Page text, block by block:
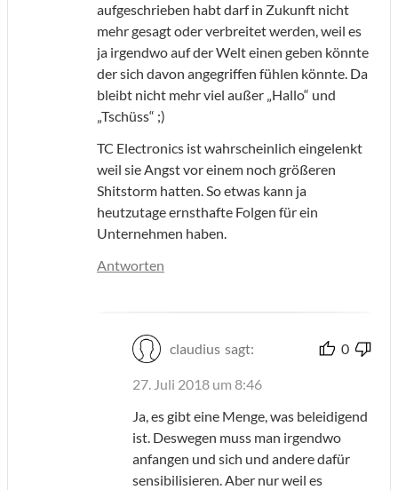
aufgeschrieben habt darf in Zukunft nicht
mehr gesagt oder verbreitet werden, weil es
ja irgendwo auf der Welt einen geben könnte
der sich davon angegriffen fühlen könnte. Da
bleibt nicht mehr viel außer „Hallo“ und
„Tschüss“ ;)
TC Electronics ist wahrscheinlich eingelenkt
weil sie Angst vor einem noch größeren
Shitstorm hatten. So etwas kann ja
heutzutage ernsthafte Folgen für ein
Unternehmen haben.
Antworten
claudius sagt: 0
27. Juli 2018 um 8:46
Ja, es gibt eine Menge, was beleidigend
ist. Deswegen muss man irgendwo
anfangen und sich und andere dafür
sensibilisieren. Aber nur weil es